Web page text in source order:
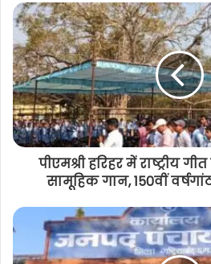
पीएमश्री हरिहर में राष्ट्रीय
सामूहिक गान, 150वीं